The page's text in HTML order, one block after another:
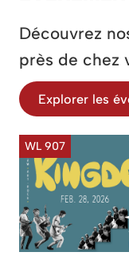
Découvrez
près de chez
Explorer les
WL 907